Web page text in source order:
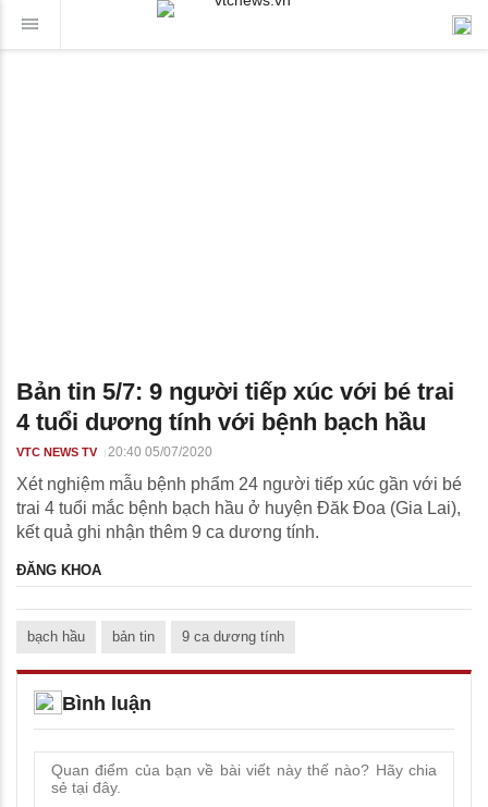
Bản tin 5/7: 9 người tiếp xúc với bé trai
4 tuổi dương tính với bệnh bạch hầu
VTC NEWS TV 20:40 05/07/2020
Xét nghiệm mẫu bệnh phẩm 24 người tiếp xúc gần với bé
trai 4 tuổi mắc bệnh bạch hầu ở huyện Đăk Đoa (Gia Lai),
kết quả ghi nhận thêm 9 ca dương tính.
ĐĂNG KHOA
bạch hầu bản tin 9 ca dương tính
Bình luận